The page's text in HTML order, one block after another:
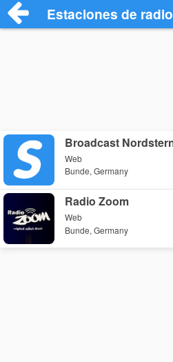
Estaciones de
Broadcast
Web
Bunde, Germany
Radio Zoom
Web
Bunde, Germany